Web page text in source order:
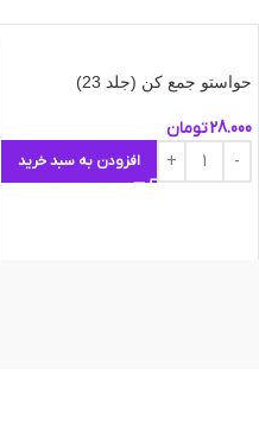
حواستو جمع کن (جلد 23)
28.000تومان
افزودن به سبد خرید